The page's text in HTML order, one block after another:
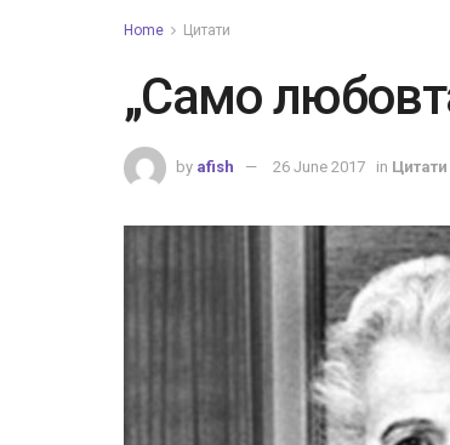
Home Цитати
„Само
by afish 26 June 2017 in Цитати